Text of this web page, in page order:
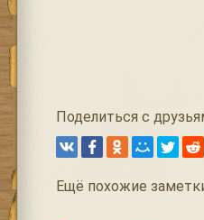
Поделиться с
Ещё похожие